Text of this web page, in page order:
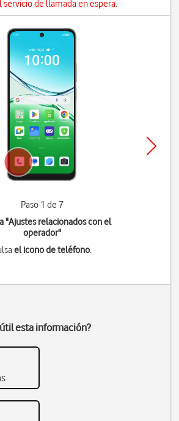
servicio de llamada en espera.
Paso 1 de 7
"Ajustes relacionados con el
operador"
el icono de teléfono.
esta información?